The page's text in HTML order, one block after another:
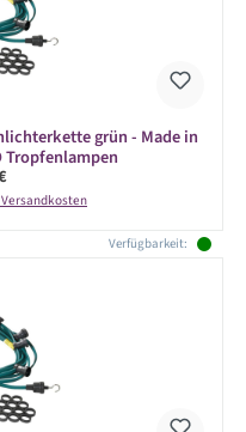
grün - Made in
Tropfenlampen
Preis:
Verfügbarkeit: